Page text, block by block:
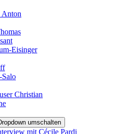
Eisinger
Christian
umschalten
mit Cécile Pardi